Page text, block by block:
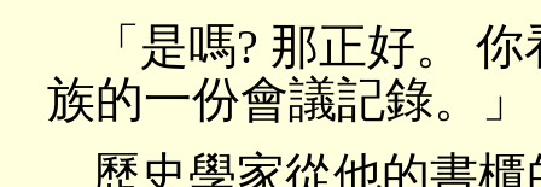
「是嗎? 那正好。
族的一份會議記錄。」
歷史學家從他的書